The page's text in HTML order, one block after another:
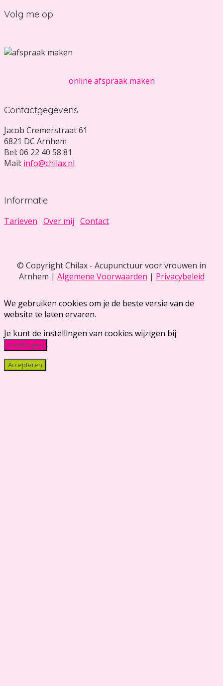
Volg me op
online afspraak maken
Contactgegevens
Jacob Cremerstraat 61
6821 DC Arnhem
Bel: 06 22 40 58 81
Mail: info@chilax.nl
Informatie
Tarieven Over mij Contact
© Copyright Chilax - Acupunctuur voor vrouwen in
Arnhem | Algemene Voorwaarden | Privacybeleid
We gebruiken cookies om je de beste versie van de
website te laten ervaren.
Je kunt de instellingen van cookies wijzigen bij
instellingen .
Accepteren